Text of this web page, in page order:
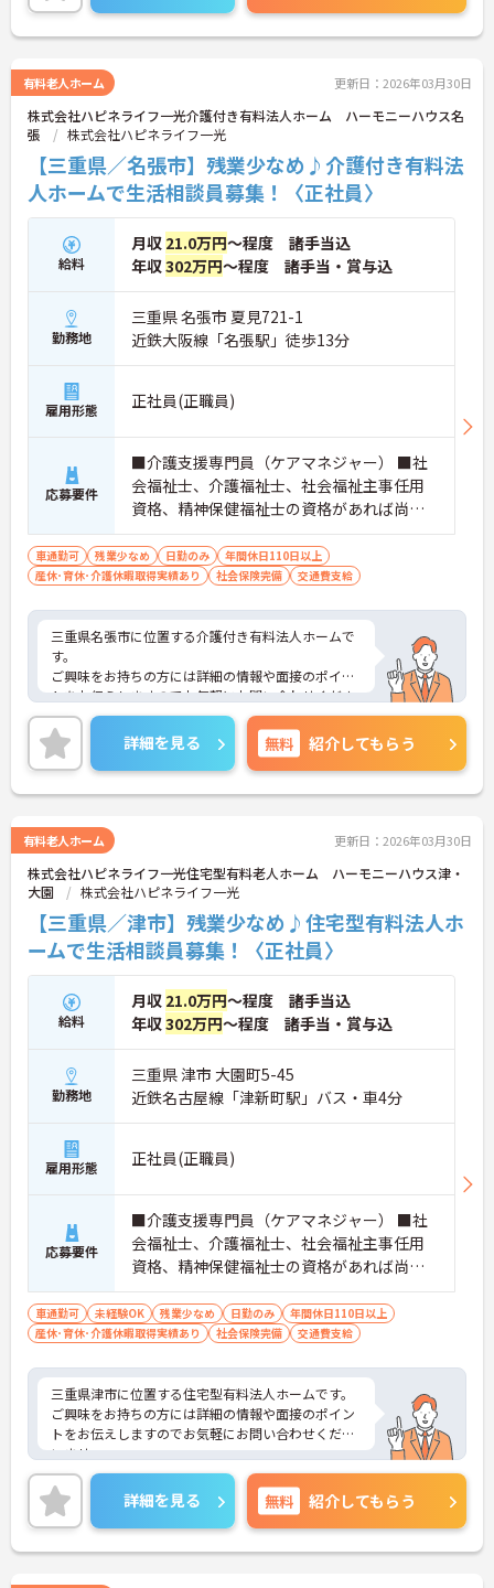
有料老人ホーム 更新日：2026年03月30日
株式会社ハピネライフ一光介護付き有料法人ホーム ハーモニーハウス名
張
株式会社ハピネライフ一光
【三重県／名張市】残業少なめ♪介護付き有料法
人ホームで生活相談員募集！〈正社員〉
給料
月収 21.0万円～程度 諸手当込
年収302万円～程度 諸手当・賞与込
勤務地
三重県 名張市 夏見721-1
近鉄大阪線「名張駅」徒歩13分
雇用形態 正社員(正職員)
応募要件
■介護支援専門員（ケアマネジャー） ■社
会福祉士、介護福祉士、社会福祉主事任用
資格、精神保健福祉士の資格があれば尚可
■普通自動車免許 ■学歴不問 ■PC基本操作
（文字入力程度）
車通勤可 残業少なめ 日勤のみ
年間休日110日以上
産休･育休･介護休暇取得実績あり
社会保険完備 交通費支給
三重県名張市に位置する介護付き有料法人ホームで
す。
ご興味をお持ちの方には詳細の情報や面接のポイン
トをお伝えしますのでお気軽にお問い合わせくださ
いませ。
詳細を見る 無料 紹介してもらう
有料老人ホーム 更新日：2026年03月30日
株式会社ハピネライフ一光住宅型有料老人ホーム ハーモニーハウス津・
大園
株式会社ハピネライフ一光
【三重県／津市】残業少なめ♪住宅型有料法人ホ
ームで生活相談員募集！〈正社員〉
給料
月収 21.0万円～程度 諸手当込
年収302万円～程度 諸手当・賞与込
勤務地
三重県 津市 大園町5-45
近鉄名古屋線「津新町駅」バス・車4分
雇用形態 正社員(正職員)
応募要件
■介護支援専門員（ケアマネジャー） ■社
会福祉士、介護福祉士、社会福祉主事任用
資格、精神保健福祉士の資格があれば尚可
■普通自動車免許 ■学歴不問 ■PC基本操作
（文字入力程度）
車通勤可 未経験OK 残業少なめ 日勤のみ
年間休日110日以上
産休･育休･介護休暇取得実績あり
社会保険完備 交通費支給
三重県津市に位置する住宅型有料法人ホームです。
ご興味をお持ちの方には詳細の情報や面接のポイン
トをお伝えしますのでお気軽にお問い合わせくださ
いませ。
詳細を見る 無料 紹介してもらう